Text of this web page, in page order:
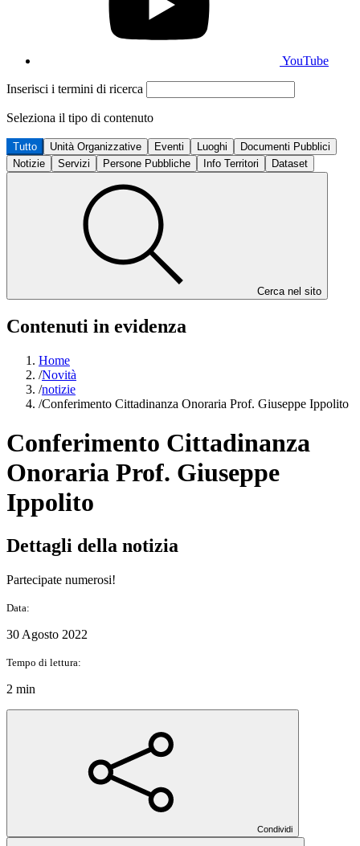
YouTube
Inserisci i termini di ricerca
Seleziona il tipo di contenuto
Tutto Unità Organizzative Eventi Luoghi
Documenti Pubblici
Notizie
Servizi Persone Pubbliche Info Territori Dataset
Cerca nel sito
Contenuti in evidenza
Home
/Novità
/notizie
/Conferimento Cittadinanza Onoraria Prof. Giuseppe Ippolito
Conferimento Cittadinanza
Onoraria Prof. Giuseppe
Ippolito
Dettagli della notizia
Partecipate numerosi!
Data:
30 Agosto 2022
Tempo di lettura:
2 min
Condividi